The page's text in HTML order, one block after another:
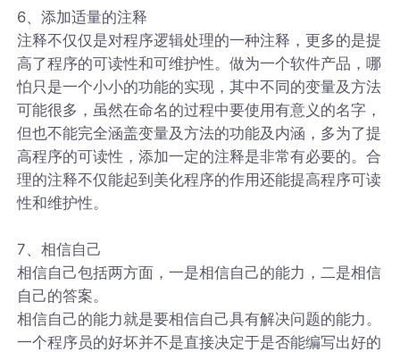
6、添加适量的注释
注释不仅仅是对程序逻辑处理的一种注释，更多的是提
高了程序的可读性和可维护性。做为一个软件产品，哪
怕只是一个小小的功能的实现，其中不同的变量及方法
可能很多，虽然在命名的过程中要使用有意义的名字，
但也不能完全涵盖变量及方法的功能及内涵，多为了提
高程序的可读性，添加一定的注释是非常有必要的。合
理的注释不仅能起到美化程序的作用还能提高程序可读
性和维护性。
7、相信自己
相信自己包括两方面，一是相信自己的能力，二是相信
自己的答案。
相信自己的能力就是要相信自己具有解决问题的能力。
一个程序员的好坏并不是直接决定于是否能编写出好的